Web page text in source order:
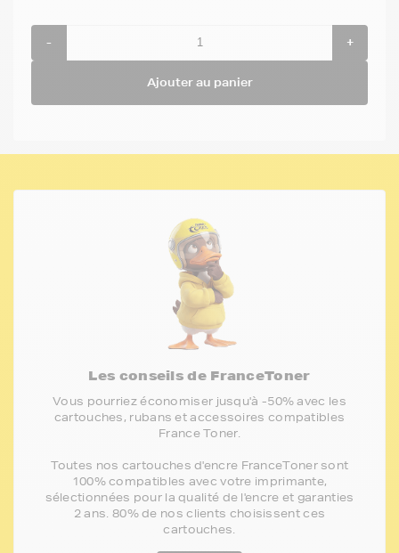
- +
Ajouter au panier
Les conseils de FranceToner
Vous pourriez économiser jusqu'à -50% avec les
cartouches, rubans et accessoires compatibles
France Toner.
Toutes nos cartouches d'encre FranceToner sont
100% compatibles avec votre imprimante,
sélectionnées pour la qualité de l'encre et garanties
2 ans. 80% de nos clients choisissent ces
cartouches.